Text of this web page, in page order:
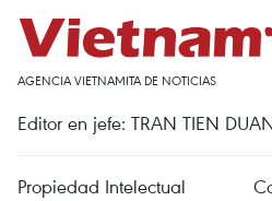
AGENCIA VIETNAMITA DE NOTICIAS
Editor en jefe: TRAN TIEN
Propiedad Intelectual